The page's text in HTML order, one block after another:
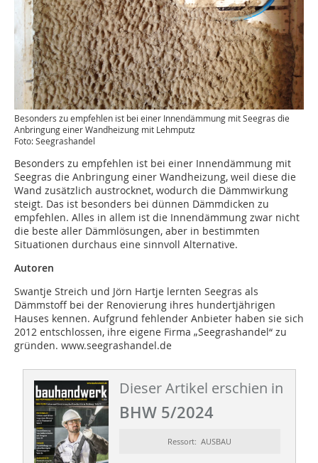
Besonders zu empfehlen ist bei einer Innendämmung mit Seegras die
Anbringung einer Wandheizung mit Lehmputz
Foto: Seegrashandel
Besonders zu empfehlen ist bei einer Innendämmung mit
Seegras die Anbringung einer Wandheizung, weil diese die
Wand zusätzlich austrocknet, wodurch die Dämmwirkung
steigt. Das ist besonders bei dünnen Dämmdicken zu
empfehlen. Alles in allem ist die Innendämmung zwar nicht
die beste aller Dämmlösungen, aber in bestimmten
Situationen durchaus eine sinnvoll Alternative.
Autoren
Swantje Streich und Jörn Hartje lernten Seegras als
Dämmstoff bei der Renovierung ihres hundertjährigen
Hauses kennen. Aufgrund fehlender Anbieter haben sie sich
2012 entschlossen, ihre eigene Firma „Seegrashandel“ zu
gründen. www.seegrashandel.de
Dieser Artikel erschien in
BHW 5/2024
Ressort: AUSBAU